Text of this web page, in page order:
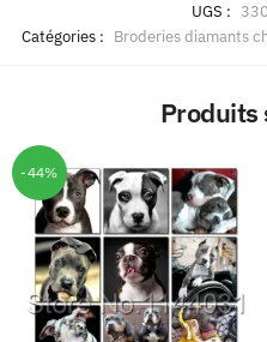
UGS :
Catégories : Broderies diamants
Produits
-44%